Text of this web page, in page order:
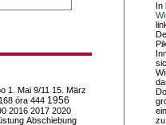
In
1. Mai 9/11 15. März
168 óra 444 1956
2016 2017 2020
Abschiebung